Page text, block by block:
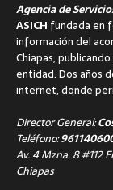
Agencia de
ASICH fundada en
información del
Chiapas,
entidad. Dos años
internet, donde
Director General:
Teléfono:
Av. 4 Mzna. 8 #112
Chiapas